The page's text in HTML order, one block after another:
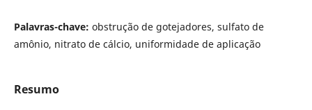
Palavras-chave: obstrução de gotejadores, sulfato de
amônio, nitrato de cálcio, uniformidade de aplicação
Resumo